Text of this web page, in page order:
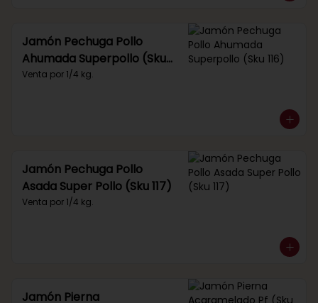
Jamón Pechuga Pollo
Ahumada Superpollo (Sku
116)
Venta por 1/4 kg.
Jamón Pechuga Pollo
Asada Super Pollo (Sku 117)
Venta por 1/4 kg.
Jamón Pierna